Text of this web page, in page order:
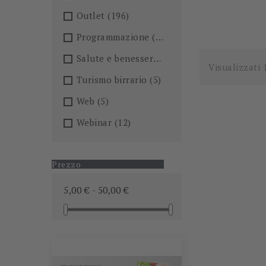
Outlet (196)
Programmazione (26)
Salute e benessere
Turismo birrario (5)
Web (5)
Webinar (12)
Prezzo
5,00 € - 50,00 €
Visualizzati